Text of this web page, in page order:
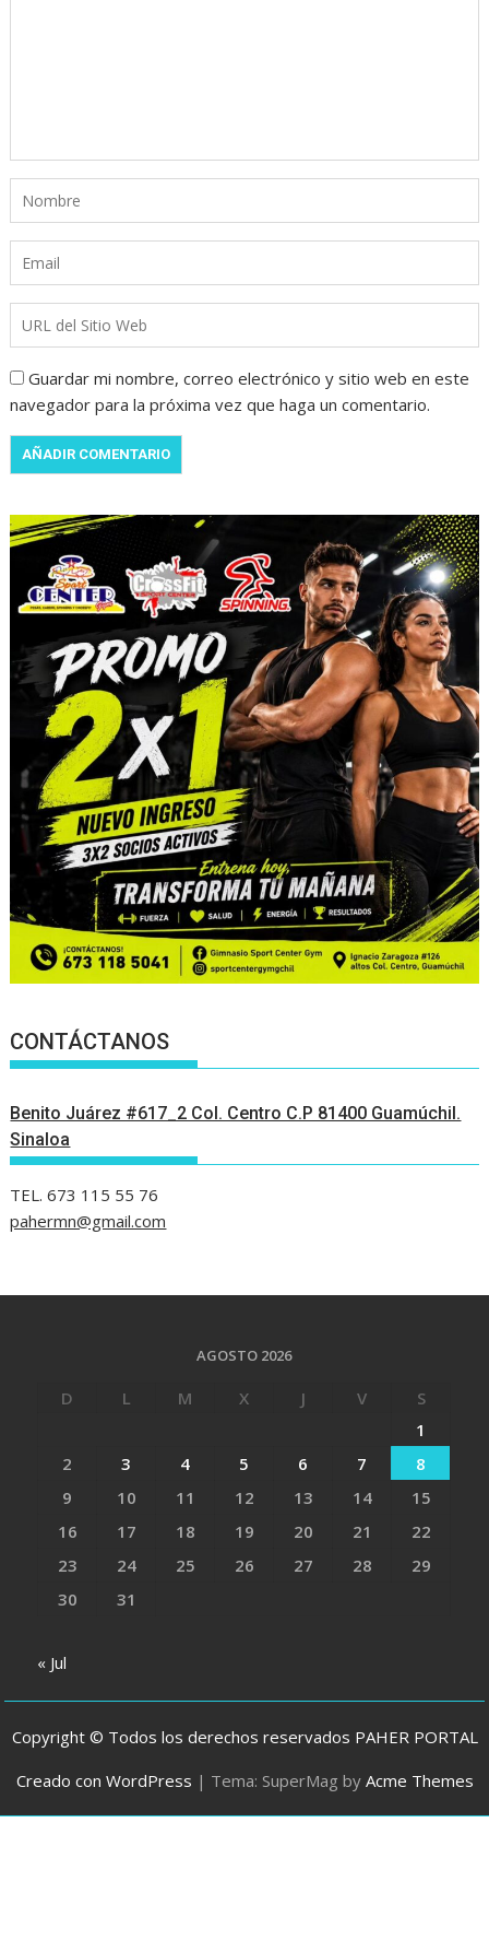
Guardar mi nombre, correo electrónico y sitio web en este
navegador para la próxima vez que haga un comentario.
CONTÁCTANOS
Benito Juárez #617_2 Col. Centro C.P 81400 Guamúchil.
Sinaloa
TEL. 673 115 55 76
pahermn@gmail.com
AGOSTO 2026
D L M X J V
S
1
2
3 4 5 6 7
8
9
10 11 12 13 14
15
16
17 18 19 20 21
22
23
24 25 26 27 28
29
30
31
« Jul
Copyright © Todos los derechos reservados PAHER PORTAL
Creado con WordPress | Tema: SuperMag by Acme Themes